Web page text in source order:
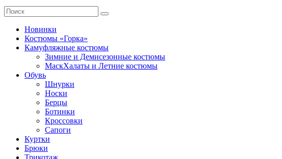
Новинки
Костюмы «Горка»
Камуфляжные костюмы
Зимние и Демисезонные костюмы
МаскХалаты и Летние костюмы
Обувь
Шнурки
Носки
Берцы
Ботинки
Кроссовки
Сапоги
Куртки
Брюки
Трикотаж